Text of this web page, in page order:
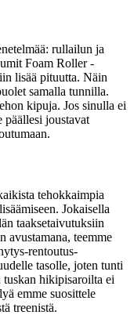
rullailun ja
Foam Roller -
lisää pituutta. Näin
samalla tunnilla.
kipuja. Jos sinulla ei
päällesi joustavat
tehokkaimpia
Jokaisella
taaksetaivutuksiin
avustamana, teemme
rentoutus-
tasolle, joten tunti
tuskan hikipisaroilta ei
emme suosittele
treenistä.